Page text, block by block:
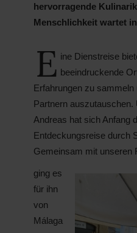
hervorragende
Menschlichkeit wartet
E ine Dienstreise
beeindruckende
Erfahrungen zu
Partnern
Andreas hat sich Anfang
Entdeckungsreise durch
Gemeinsam mit unseren
ging es
für ihn
von
Málaga